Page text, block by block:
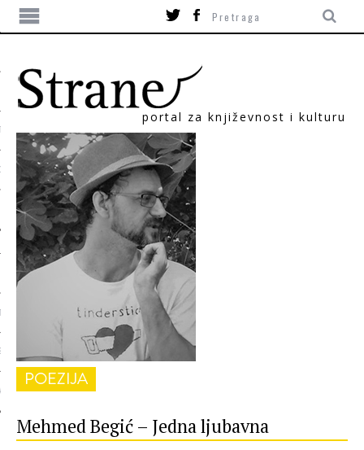
portal za književnost i kulturu
POEZIJA
Mehmed Begić – Jedna ljubavna